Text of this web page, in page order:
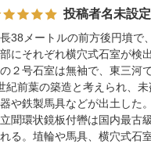
投稿者名未設定
38メートルの前方後円墳で
にそれぞれ横穴式石室が検
２号石室は無袖で、東三河
紀前葉の築造と考えられ、
や鉄製馬具などが出土した
聞環状鏡板付轡は国内最古
る。埴輪や馬具、横穴式石